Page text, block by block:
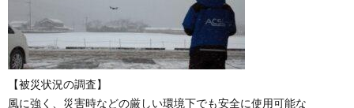
【被災状況の調査】
風に強く、災害時などの厳しい環境下でも安全に使用可能な